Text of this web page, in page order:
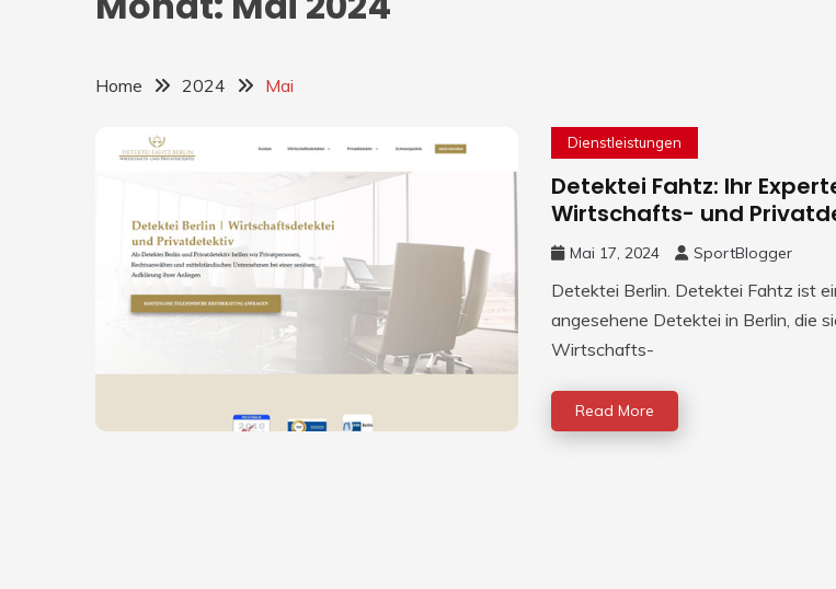
Home 2024 Mai
Dienstleistungen
Detektei Fahtz: Ihr
Wirtschafts- und
Mai 17, 2024 SportBlogger
Detektei Berlin. Detektei Fahtz ist
angesehene Detektei in Berlin, die
Wirtschafts-
Read More